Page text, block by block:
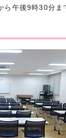
ら午後9時30分ま